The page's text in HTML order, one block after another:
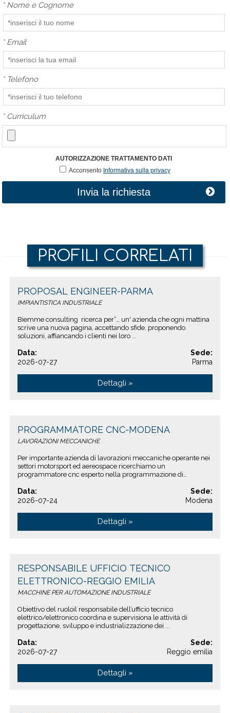
*Nome e Cognome
*Email
*Telefono
*Curriculum
AUTORIZZAZIONE TRATTAMENTO DATI
Acconsento Informativa sulla privacy
Invia la richiesta
PROFILI CORRELATI
PROPOSAL ENGINEER-PARMA
IMPIANTISTICA INDUSTRIALE
Biemme consulting ricerca per“… un' azienda che ogni mattina
scrive una nuova pagina, accettando sfide, proponendo
soluzioni, affiancando i clienti nei loro ...
Data:
2026-07-27
Sede:
Parma
Dettagli »
PROGRAMMATORE CNC-MODENA
LAVORAZIONI MECCANICHE
Per importante azienda di lavorazioni meccaniche operante nei
settori motorsport ed aereospace ricerchiamo un
programmatore cnc esperto nella programmazione di
Data:
2026-07-24
Sede:
Modena
Dettagli »
RESPONSABILE UFFICIO TECNICO
ELETTRONICO-REGGIO EMILIA
MACCHINE PER AUTOMAZIONE INDUSTRIALE
Obiettivo del ruoloil responsabile dell’ufficio tecnico
elettrico/elettronico coordina e supervisiona le attività di
progettazione, sviluppo e industrializzazione dei ...
Data:
2026-07-27
Sede:
Reggio emilia
Dettagli »